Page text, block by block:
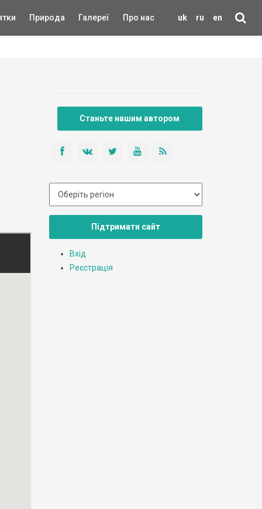
uk ru en
Природа Галереї Про нас
Станьте нашим автором
Підтримати сайт
Вхід
Реєстрація